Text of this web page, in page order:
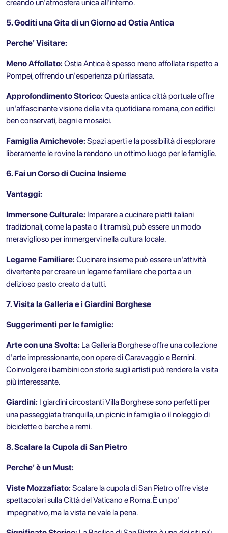
creando un'atmosfera unica all'interno.
5. Goditi una Gita di un Giorno ad Ostia Antica
Perche' Visitare:
Meno Affollato: Ostia Antica è spesso meno affollata rispetto a
Pompei, offrendo un'esperienza più rilassata.
Approfondimento Storico: Questa antica città portuale offre
un'affascinante visione della vita quotidiana romana, con edifici
ben conservati, bagni e mosaici.
Famiglia Amichevole: Spazi aperti e la possibilità di esplorare
liberamente le rovine la rendono un ottimo luogo per le famiglie.
6. Fai un Corso di Cucina Insieme
Vantaggi:
Immersone Culturale: Imparare a cucinare piatti italiani
tradizionali, come la pasta o il tiramisù, può essere un modo
meraviglioso per immergervi nella cultura locale.
Legame Familiare: Cucinare insieme può essere un'attività
divertente per creare un legame familiare che porta a un
delizioso pasto creato da tutti.
7. Visita la Galleria e i Giardini Borghese
Suggerimenti per le famiglie:
Arte con una Svolta: La Galleria Borghese offre una collezione
d'arte impressionante, con opere di Caravaggio e Bernini.
Coinvolgere i bambini con storie sugli artisti può rendere la visita
più interessante.
Giardini: I giardini circostanti Villa Borghese sono perfetti per
una passeggiata tranquilla, un picnic in famiglia o il noleggio di
biciclette o barche a remi.
8. Scalare la Cupola di San Pietro
Perche' è un Must:
Viste Mozzafiato: Scalare la cupola di San Pietro offre viste
spettacolari sulla Città del Vaticano e Roma. È un po'
impegnativo, ma la vista ne vale la pena.